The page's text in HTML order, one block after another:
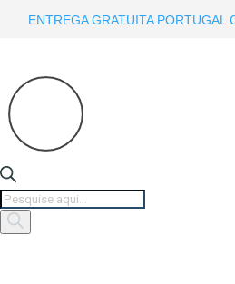
ENTREGA GRATUITA PORTUGAL
Products
search